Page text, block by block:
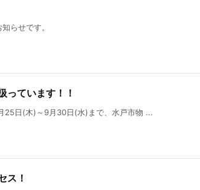
らせです。
っています！！
25日(木)～9月30日(水)まで、水戸市物 ...
ス！